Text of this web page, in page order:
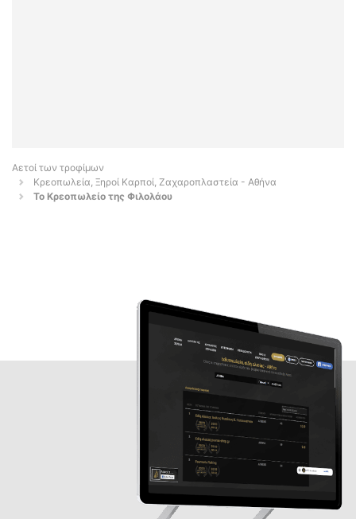
Αετοί των τροφίμων
Κρεοπωλεία, Ξηροί Καρποί, Ζαχαροπλαστεία - Αθήνα
Το Κρεοπωλείο της Φιλολάου